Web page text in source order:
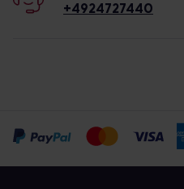
+4924727440